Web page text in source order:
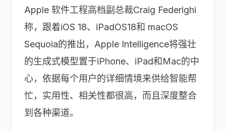
Apple 软件工程高档副总裁Craig Federighi
称，跟着iOS 18、iPadOS18和 macOS
Sequoia的推出，Apple Intelligence将强壮
的生成式模型置于iPhone、iPad和Mac的中
心，依据每个用户的详细情境来供给智能帮
忙，实用性、相关性都很高，而且深度整合
到各种渠道。